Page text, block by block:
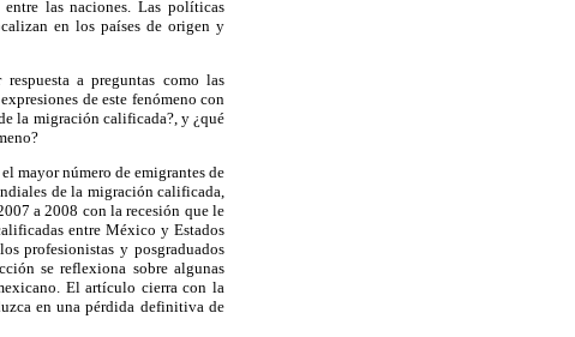
las naciones. Las políticas
en los países de origen y
a preguntas como las
de este fenómeno con
la migración calificada?, y ¿qué
mayor número de emigrantes de
de la migración calificada,
a 2008 con la recesión que le
entre México y Estados
profesionistas y posgraduados
se reflexiona sobre algunas
El artículo cierra con la
en una pérdida definitiva de